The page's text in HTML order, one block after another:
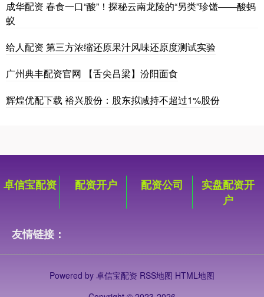
成华配资 春食一口“酸”！探秘云南龙陵的“另类”珍馐——酸蚂
蚁
给人配资 第三方浓缩还原果汁风味还原度测试实验
广州典丰配资官网 【舌尖吕梁】汾阳面食
辉煌优配下载 裕兴股份：股东拟减持不超过1%股份
卓信宝配资 配资开户 配资公司
实盘配资开
户
友情链接：
Powered by 卓信宝配资 RSS地图 HTML地图